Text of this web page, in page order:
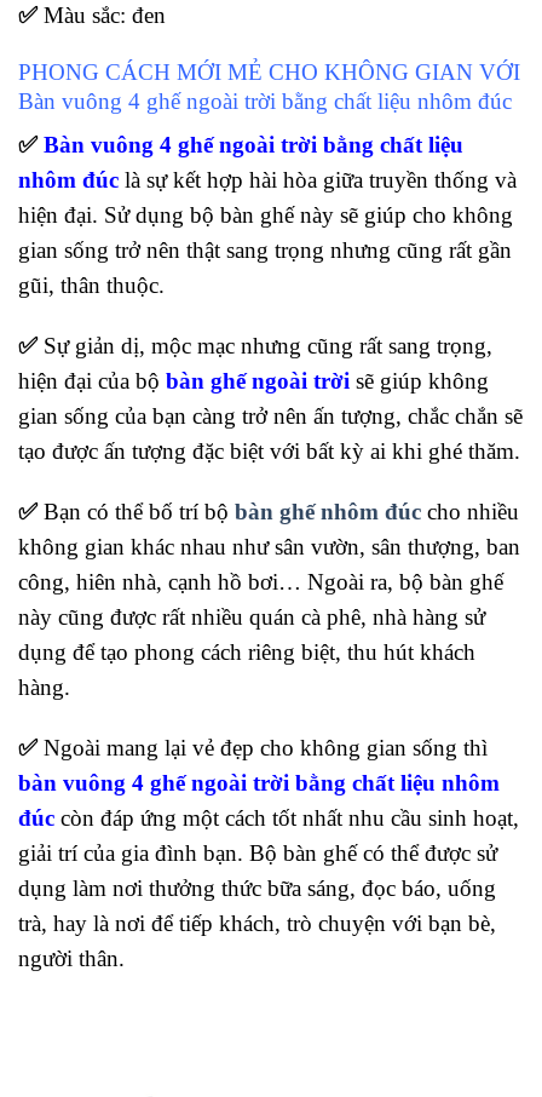
✅Màu sắc: đen
PHONG CÁCH MỚI MẺ CHO KHÔNG GIAN VỚI
Bàn vuông 4 ghế ngoài trời bằng chất liệu nhôm đúc
✅ Bàn vuông 4 ghế ngoài trời bằng chất liệu
nhôm đúc là sự kết hợp hài hòa giữa truyền thống và
hiện đại. Sử dụng bộ bàn ghế này sẽ giúp cho không
gian sống trở nên thật sang trọng nhưng cũng rất gần
gũi, thân thuộc.
✅Sự giản dị, mộc mạc nhưng cũng rất sang trọng,
hiện đại của bộ bàn ghế ngoài trời sẽ giúp không
gian sống của bạn càng trở nên ấn tượng, chắc chắn sẽ
tạo được ấn tượng đặc biệt với bất kỳ ai khi ghé thăm.
✅Bạn có thể bố trí bộ bàn ghế nhôm đúc cho nhiều
không gian khác nhau như sân vườn, sân thượng, ban
công, hiên nhà, cạnh hồ bơi… Ngoài ra, bộ bàn ghế
này cũng được rất nhiều quán cà phê, nhà hàng sử
dụng để tạo phong cách riêng biệt, thu hút khách
hàng.
✅Ngoài mang lại vẻ đẹp cho không gian sống thì
bàn vuông 4 ghế ngoài trời bằng chất liệu nhôm
đúc còn đáp ứng một cách tốt nhất nhu cầu sinh hoạt,
giải trí của gia đình bạn. Bộ bàn ghế có thể được sử
dụng làm nơi thưởng thức bữa sáng, đọc báo, uống
trà, hay là nơi để tiếp khách, trò chuyện với bạn bè,
người thân.